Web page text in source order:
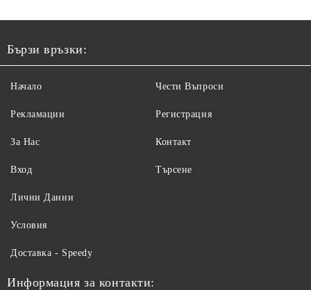
Бързи връзки:
Начало
Рекламации
За Нас
Вход
Чести Въпроси
Регистрация
Контакт
Търсене
Лични Данни
Условия
Доставка - Speedy
Информация за контакти: